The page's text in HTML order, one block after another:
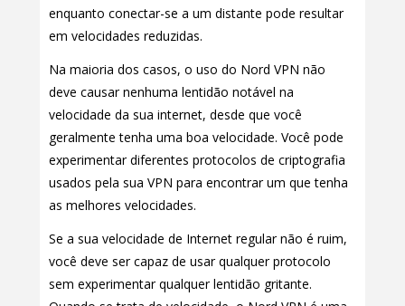
enquanto conectar-se a um distante pode resultar
em velocidades reduzidas.
Na maioria dos casos, o uso do Nord VPN não
deve causar nenhuma lentidão notável na
velocidade da sua internet, desde que você
geralmente tenha uma boa velocidade. Você pode
experimentar diferentes protocolos de criptografia
usados pela sua VPN para encontrar um que tenha
as melhores velocidades.
Se a sua velocidade de Internet regular não é ruim,
você deve ser capaz de usar qualquer protocolo
sem experimentar qualquer lentidão gritante.